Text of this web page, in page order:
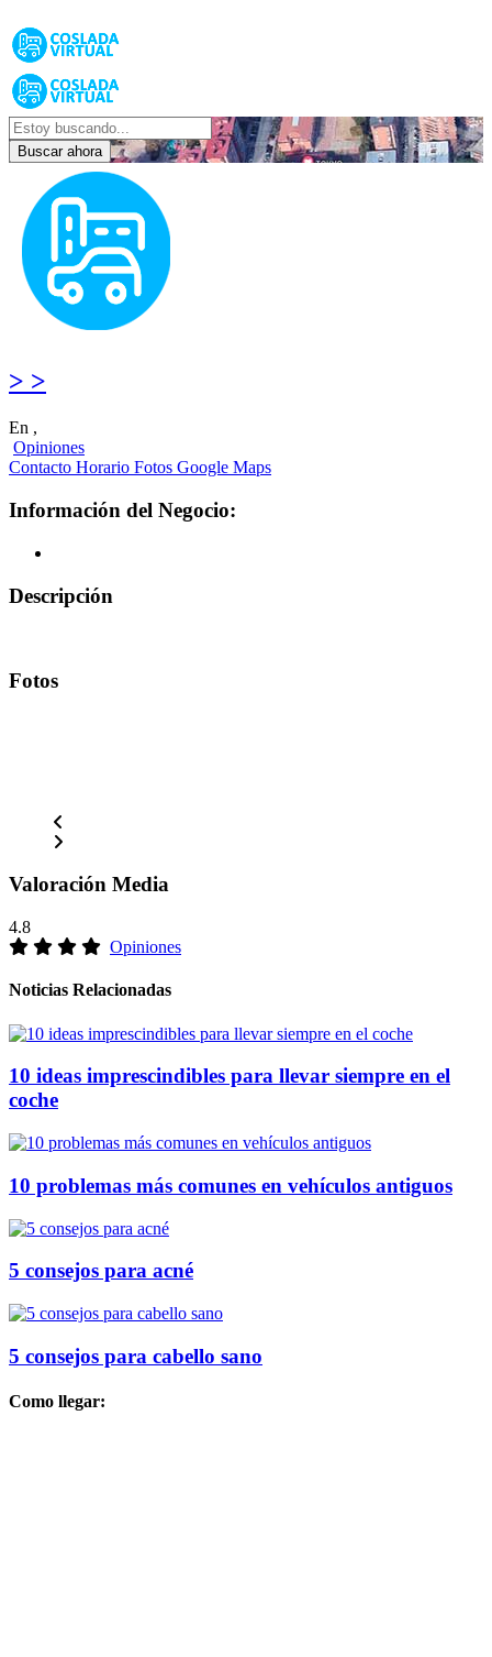
Buscar ahora
> >
En ,
Opiniones
Contacto Horario Fotos Google Maps
Información del Negocio:
Descripción
Fotos
Valoración Media
4.8
Opiniones
Noticias Relacionadas
10 ideas imprescindibles para llevar siempre en el
coche
10 problemas más comunes en vehículos antiguos
5 consejos para acné
5 consejos para cabello sano
Como llegar: